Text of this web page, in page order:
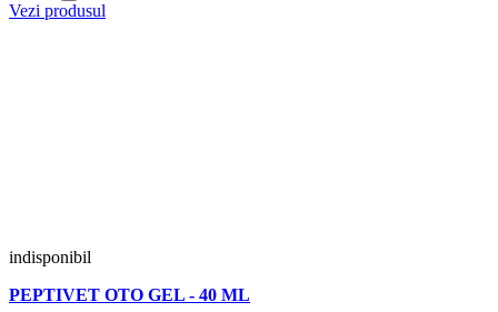
Vezi produsul
indisponibil
PEPTIVET OTO GEL - 40 ML